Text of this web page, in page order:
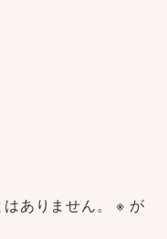
ありません。 ※ が